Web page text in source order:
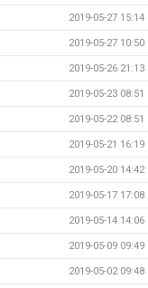
2019-05-27 15:14
2019-05-27 10:50
2019-05-26 21:13
2019-05-23 08:51
2019-05-22 08:51
2019-05-21 16:19
2019-05-20 14:42
2019-05-17 17:08
2019-05-14 14:06
2019-05-09 09:49
2019-05-02 09:48